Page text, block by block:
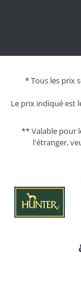
* Tous les prix
Le prix indiqué est
** Valable pour
l'étranger,